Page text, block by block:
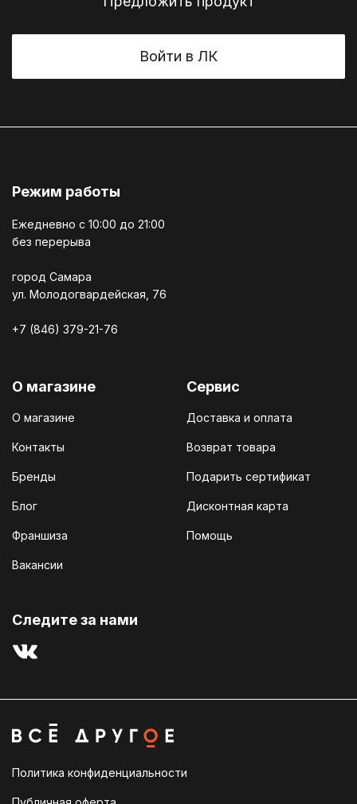
Войти в ЛК
Режим работы
Ежедневно c 10:00 до 21:00
без перерыва
город Самара
ул. Молодогвардейская, 76
+7 (846) 379-21-76
О магазине
О магазине
Контакты
Бренды
Блог
Франшиза
Вакансии
Сервис
Доставка и оплата
Возврат товара
Подарить сертификат
Дисконтная карта
Помощь
Cледите за нами
Политика конфиденциальности